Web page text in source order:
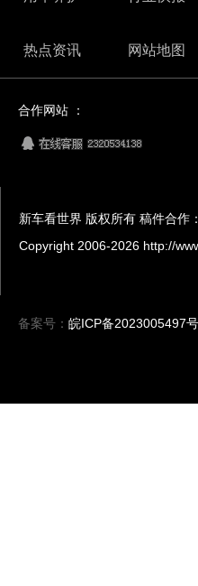
热点资讯 网站地图
合作网站 ：
新车看世界 版权所有 稿件合作：
Copyright 2006-2026 http://
备案号： 皖ICP备2023005497号